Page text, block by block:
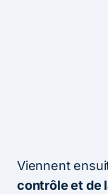
Viennent
contrôle et de